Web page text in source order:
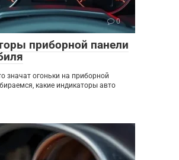
0
приборной панели
значат огоньки на приборной
какие индикаторы авто